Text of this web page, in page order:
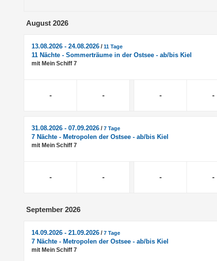
August 2026
13.08.2026 - 24.08.2026 /11 Tage
11 Nächte - Sommerträume in der Ostsee - ab/bis Kiel
mit Mein Schiff 7
- - - -
31.08.2026 - 07.09.2026 /7 Tage
7 Nächte - Metropolen der Ostsee - ab/bis Kiel
mit Mein Schiff 7
- - - -
September 2026
14.09.2026 - 21.09.2026 /7 Tage
7 Nächte - Metropolen der Ostsee - ab/bis Kiel
mit Mein Schiff 7